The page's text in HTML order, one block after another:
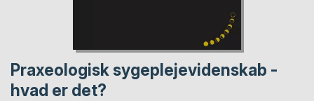
Praxeologisk sygeplejevidenskab -
hvad er det?